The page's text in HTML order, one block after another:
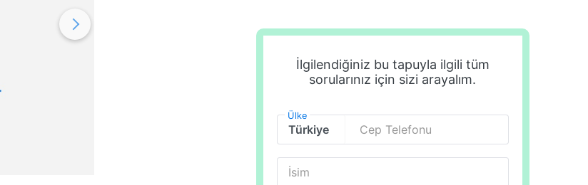
İlgilendiğiniz bu tapuyla ilgili tüm
sorularınız için sizi arayalım.
Ülke
Cep Telefonu
İsim